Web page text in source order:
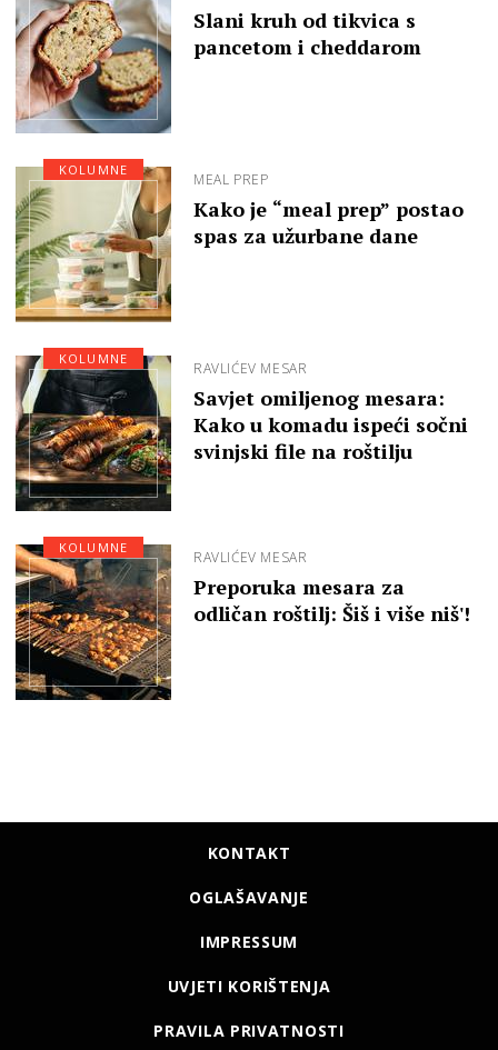
Slani kruh od tikvica s
pancetom i cheddarom
MEAL PREP
Kako je “meal prep” postao
spas za užurbane dane
KOLUMNE
RAVLIĆEV MESAR
Savjet omiljenog mesara:
Kako u komadu ispeći sočni
svinjski file na roštilju
KOLUMNE
RAVLIĆEV MESAR
Preporuka mesara za
odličan roštilj: Šiš i više niš'!
KOLUMNE
KONTAKT
OGLAŠAVANJE
IMPRESSUM
UVJETI KORIŠTENJA
PRAVILA PRIVATNOSTI